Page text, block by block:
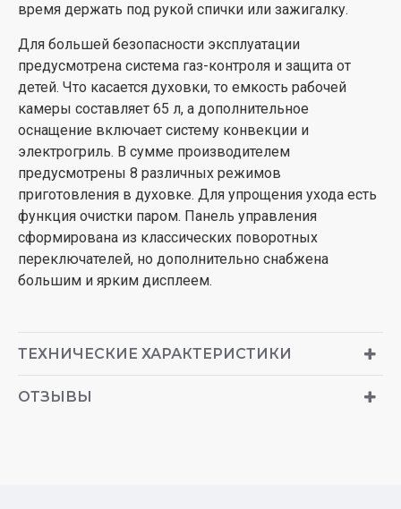
время держать под рукой спички или зажигалку.
Для большей безопасности эксплуатации
предусмотрена система газ-контроля и защита от
детей. Что касается духовки, то емкость рабочей
камеры составляет 65 л, а дополнительное
оснащение включает систему конвекции и
электрогриль. В сумме производителем
предусмотрены 8 различных режимов
приготовления в духовке. Для упрощения ухода есть
функция очистки паром. Панель управления
сформирована из классических поворотных
переключателей, но дополнительно снабжена
большим и ярким дисплеем.
ТЕХНИЧЕСКИЕ ХАРАКТЕРИСТИКИ
ОТЗЫВЫ